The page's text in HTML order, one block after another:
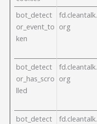
bot_detect
or_event_to
ken
fd.cleantalk.
org
bot_detect
or_has_scro
lled
fd.cleantalk.
org
bot_detect
fd.cleantalk.